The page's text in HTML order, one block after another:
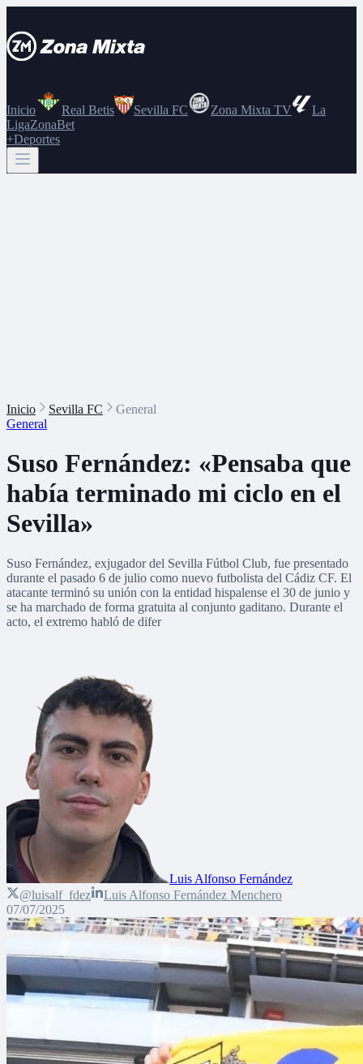
Inicio Real Betis Sevilla FC Zona Mixta TV
La
LigaZonaBet
+Deportes
Inicio Sevilla FC
General
General
Suso Fernández: «Pensaba que
había terminado mi ciclo en el
Sevilla»
Suso Fernández, exjugador del Sevilla Fútbol Club, fue presentado
durante el pasado 6 de julio como nuevo futbolista del Cádiz CF. El
atacante terminó su unión con la entidad hispalense el 30 de junio y
se ha marchado de forma gratuita al conjunto gaditano. Durante el
acto, el extremo habló de difer
Luis Alfonso Fernández
@luisalf_fdez
Luis Alfonso Fernández Menchero
07/07/2025